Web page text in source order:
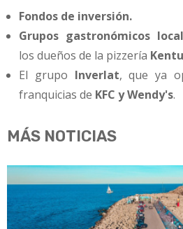
Fondos de inversión.
Grupos gastronómicos
los dueños de la pizzería
El grupo Inverlat, que ya
franquicias de KFC y Wendy's.
MÁS NOTICIAS